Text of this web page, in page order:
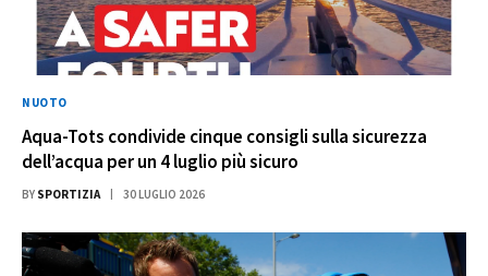
NUOTO
Aqua-Tots condivide cinque consigli sulla sicurezza
dell’acqua per un 4 luglio più sicuro
BY SPORTIZIA 30 LUGLIO 2026